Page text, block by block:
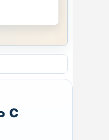
с